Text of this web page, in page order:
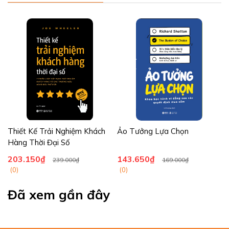
Thiết Kế Trải Nghiệm Khách
Hàng Thời Đại Số
203.150₫ 239.000₫
(0)
Ảo Tưởng Lựa Chọn
143.650₫ 169.000₫
(0)
Đã xem gần đây